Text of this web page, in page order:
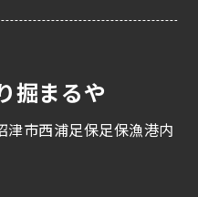
掘まるや
津市西浦足保足保漁港内